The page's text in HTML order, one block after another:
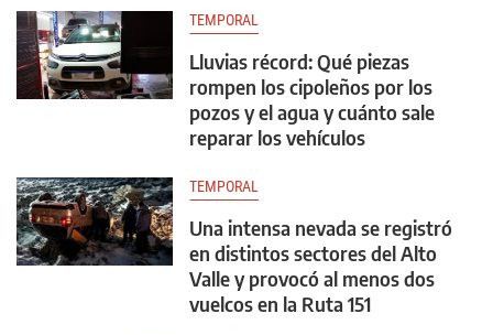
TEMPORAL
Lluvias récord: Qué piezas
rompen los cipoleños por los
pozos y el agua y cuánto sale
reparar los vehículos
TEMPORAL
Una intensa nevada se registró
en distintos sectores del Alto
Valle y provocó al menos dos
vuelcos en la Ruta 151